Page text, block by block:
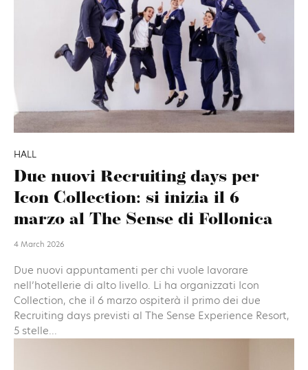
HALL
Due nuovi Recruiting days per
Icon Collection: si inizia il 6
marzo al The Sense di Follonica
4 March 2026
Due nuovi appuntamenti per chi vuole lavorare
nell’hotellerie di alto livello. Li ha organizzati Icon
Collection, che il 6 marzo ospiterà il primo dei due
Recruiting days previsti al The Sense Experience Resort,
5 stelle...